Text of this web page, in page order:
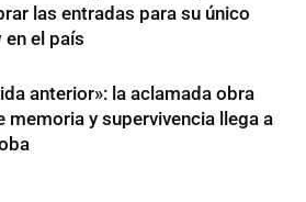
las entradas para su único
en el país
anterior»: la aclamada obra
memoria y supervivencia llega a